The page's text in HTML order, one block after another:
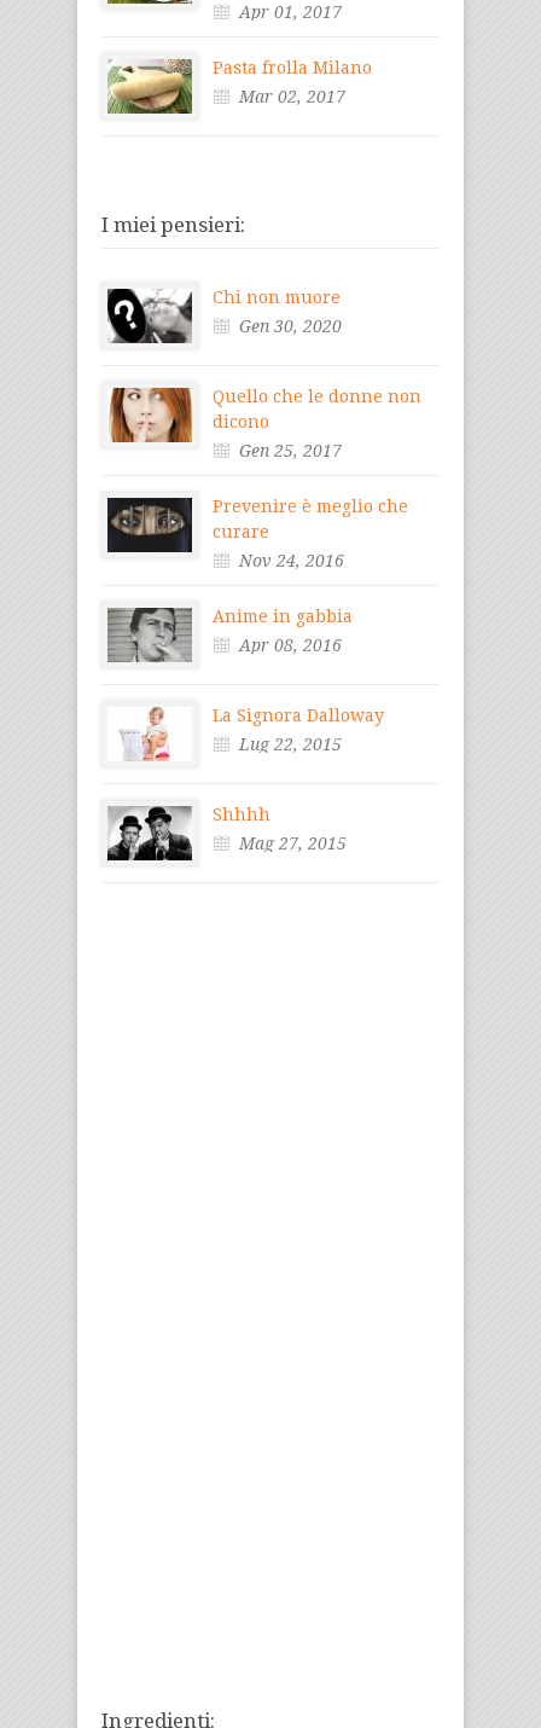
Apr 01, 2017
Pasta frolla Milano
Mar 02, 2017
I miei pensieri:
Chi non muore
Gen 30, 2020
Quello che le donne non
dicono
Gen 25, 2017
Prevenire è meglio che
curare
Nov 24, 2016
Anime in gabbia
Apr 08, 2016
La Signora Dalloway
Lug 22, 2015
Shhhh
Mag 27, 2015
Ingredienti: